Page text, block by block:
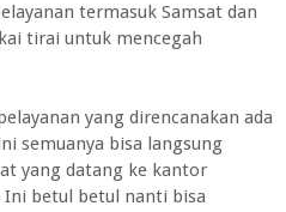
termasuk Samsat dan
tirai untuk mencegah
yang direncanakan ada
semuanya bisa langsung
yang datang ke kantor
Ini betul betul nanti bisa